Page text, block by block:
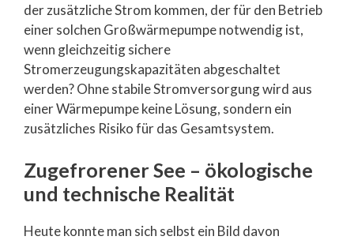
der zusätzliche Strom kommen, der für den Betrieb
einer solchen Großwärmepumpe notwendig ist,
wenn gleichzeitig sichere
Stromerzeugungskapazitäten abgeschaltet
werden? Ohne stabile Stromversorgung wird aus
einer Wärmepumpe keine Lösung, sondern ein
zusätzliches Risiko für das Gesamtsystem.
Zugefrorener See – ökologische
und technische Realität
Heute konnte man sich selbst ein Bild davon